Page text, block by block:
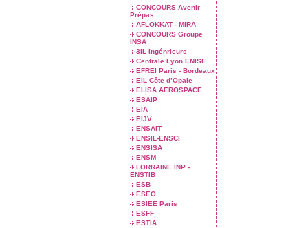
CONCOURS Avenir
Prépas
AFLOKKAT - MIRA
CONCOURS Groupe
INSA
3IL Ingénrieurs
Centrale Lyon ENISE
EFREI Paris - Bordeaux
EIL Côte d’Opale
ELISA AEROSPACE
ESAIP
EIA
EIJV
ENSAIT
ENSIL-ENSCI
ENSISA
ENSM
LORRAINE INP -
ENSTIB
ESB
ESEO
ESIEE Paris
ESFF
ESTIA